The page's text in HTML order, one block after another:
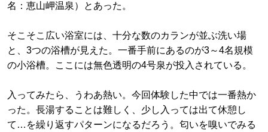
名：恵山岬温泉）とあった。
そこそこ広い浴室には、十分な数のカランが並ぶ洗い場
と、3つの浴槽が見えた。一番手前にあるのが3～4名規模
の小浴槽。ここには無色透明の4号泉が投入されている。
入ってみたら、うわあ熱い。今回体験した中では一番熱か
った。長湯することは難しく、少し入っては出て休憩し
て…を繰り返すパターンになるだろう。匂いを嗅いでみる